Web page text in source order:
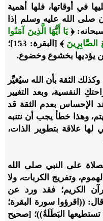
في أوقاتها، فلها أهمية
صلى الله عليه وسلم إذا
﴿يَا أَيُّهَا الَّذِينَ آمَنُوا
الصَّابِرِينَ ﴾ [البقرة: 153]؛
يؤديها بخشوع وخضوع.
الثقة بأن الله سيُغيِّر
النفسية، وبعد التغيير
الإحساس بعدم الثقة قد
وهذا خطأ يجب أن نتنبه
لها علاقة بتطوير الذات،
على النبي صلى الله
وتفريج الكربات، ولا
الكريم؛ فقد ورد عن
: ((اقرؤوا سورة البقرة؛
البَطَلَةُ))؛ [صحيح